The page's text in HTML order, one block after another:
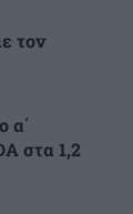
τον
α΄
στα 1,2